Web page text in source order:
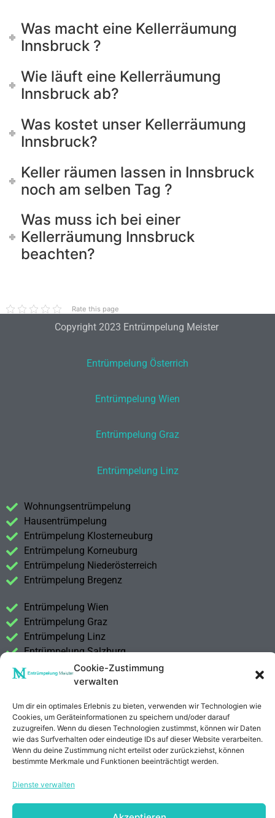
Cookie-Zustimmung
verwalten
Um dir ein optimales Erlebnis zu bieten, verwenden wir Technologien wie
Cookies, um Geräteinformationen zu speichern und/oder darauf
zuzugreifen. Wenn du diesen Technologien zustimmst, können wir Daten
wie das Surfverhalten oder eindeutige IDs auf dieser Website verarbeiten.
Wenn du deine Zustimmung nicht erteilst oder zurückziehst, können
bestimmte Merkmale und Funktionen beeinträchtigt werden.
Dienste verwalten
Was macht eine Kellerräumung
Innsbruck ?
Wie läuft eine Kellerräumung
Innsbruck ab?
Was kostet unser Kellerräumung
Innsbruck?
Keller räumen lassen in Innsbruck
noch am selben Tag ?
Was muss ich bei einer
Kellerräumung Innsbruck
beachten?
Rate this page
Copyright 2023 Entrümpelung Meister
Entrümpelung Österrich
Entrümpelung Wien
Entrümpelung Graz
Entrümpelung Linz
Wohnungsentrümpelung
Hausentrümpelung
Entrümpelung Klosterneuburg
Entrümpelung Korneuburg
Entrümpelung Niederösterreich
Entrümpelung Bregenz
Entrümpelung Wien
Entrümpelung Graz
Entrümpelung Linz
Entrümpelung Salzburg
Entrümpelung Vorarlberg
Entrümpelung Steiermark
Kontakt
Impressum
Datenschutzerklärung